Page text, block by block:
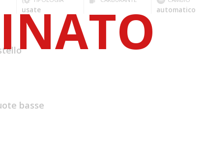
usate automatico
basse